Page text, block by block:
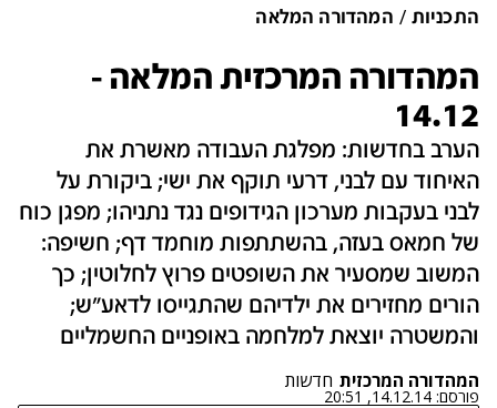
התכניות המהדורה המלאה
המהדורה המרכזית המלאה -
14.12
הערב בחדשות: מפלגת העבודה מאשרת את
האיחוד עם לבני, דרעי תוקף את ישי; ביקורת על
לבני בעקבות מערכון הגידופים נגד נתניהו; מפגן כוח
של חמאס בעזה, בהשתתפות מוחמד דף; חשיפה:
המשוב שמסעיר את השופטים פרוץ לחלוטין; כך
הורים מחזירים את ילדיהם שהתגייסו לדאע"ש;
והמשטרה יוצאת למלחמה באופניים החשמליים
המהדורה המרכזית חדשות
פורסם: 14.12.14, 20:51